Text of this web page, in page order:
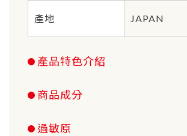
產地 JAPAN
產品特色介紹
商品成分
過敏原